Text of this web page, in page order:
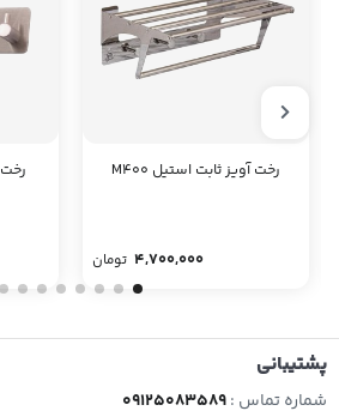
رخت آویز ثابت استیل M400
4,700,000 تومان
پشتیبانی
شماره تماس :09125083589